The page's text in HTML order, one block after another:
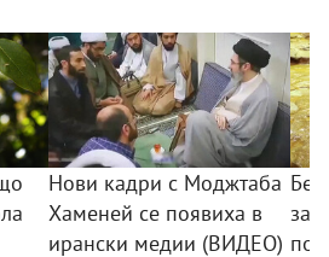
Нови кадри с Моджтаба
Хаменей се появиха в
ирански медии (ВИДЕО)